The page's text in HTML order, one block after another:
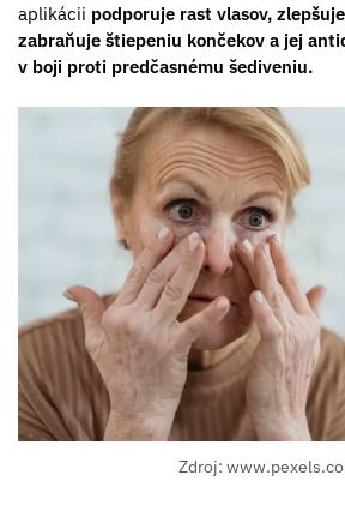
aplikácii podporuje rast vlasov,
zabraňuje štiepeniu končekov a jej
v boji proti predčasnému šediveniu.
Zdroj: